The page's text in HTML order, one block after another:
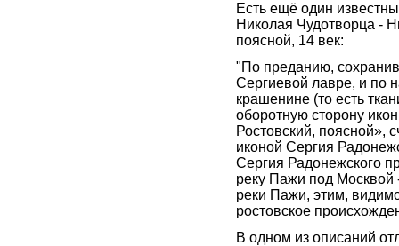
Есть ещё один
Николая Чудотворца -
поясной, 14 век:
"По преданию,
Сергиевой лавре, и по
крашенине (то есть
оборотную сторону
Ростовский, поясной»,
иконой Сергия
Сергия Радонежского
реку Пажи под Москвой
реки Пажи, этим,
ростовское
В одном из описаний